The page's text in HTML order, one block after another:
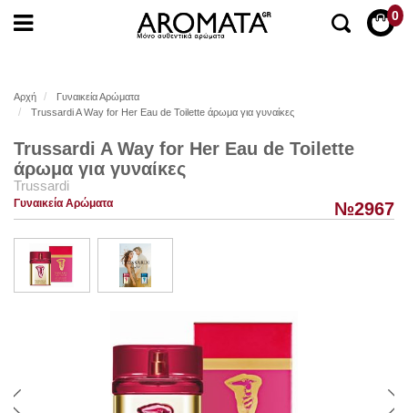
0
Αρχή
Γυναικεία Αρώματα
Trussardi A Way for Her Eau de Toilette άρωμα για γυναίκες
Trussardi A Way for Her Eau de Toilette
άρωμα για γυναίκες
Trussardi
Γυναικεία Αρώματα №2967